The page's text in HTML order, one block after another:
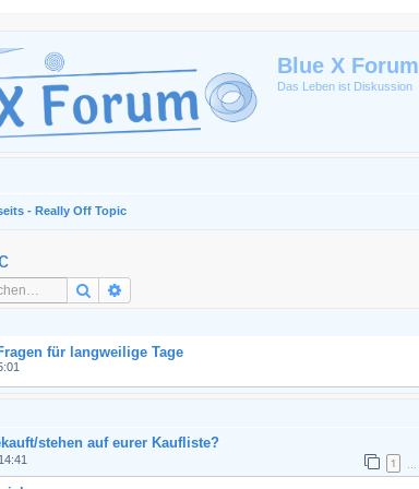
Blue X Forum
Das Leben ist Diskussion
- Really Off Topic
Suche
für langweilige Tage
stehen auf eurer Kaufliste?
1